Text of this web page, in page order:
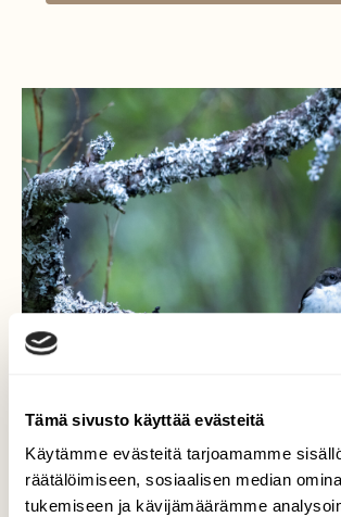
Tämä sivusto käyttää evästeitä
Käytämme evästeitä tarjoamamme
räätälöimiseen, sosiaalisen median
tukemiseen ja kävijämäärämme